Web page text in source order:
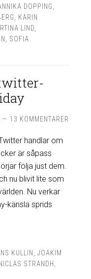
DOPPING
KARIN
LIND
SOFIA
13 KOMMENTARER
handlar om
är såpass
följa just dem.
nu blivit lite som
Nu verkar
känsla sprids
KULLIN
JOAKIM
NICLAS STRANDH